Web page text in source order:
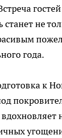
не
года.
к